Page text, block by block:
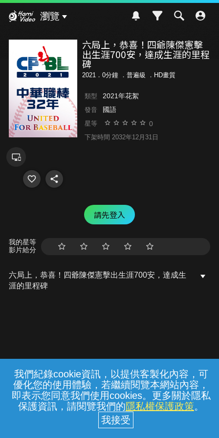
我們紀錄cookie資訊，以提供客製化內容，可
優化您的使用體驗，若繼續閱覽本網站內容，
即表示您同意我們使用cookies。更多關於隱私
保護資訊，請閱覽我們的隱私權保護政策。
瀏覽
六局上，恭喜！四爺陳傑憲擊
出生涯700安，達成生涯的里程
碑
2021．0分鐘 ． 普遍級 ．HD畫質
類型 2021年花絮
發音 國語
星等 0
下架時間 2032年12月31日
請先登入
我的星等
影片給分
六局上，恭喜！四爺陳傑憲擊出生涯700安，達成生
涯的里程碑
常見問題 線上客服 服務條款 隱私權保護
中華電信股份有限公司個人家庭分公司
(統一編號：96979949) © 2026
{{notifyMsg}}